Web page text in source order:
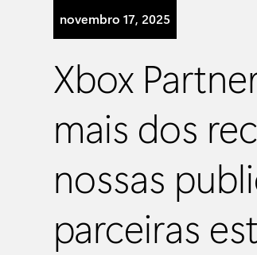
novembro 17, 2025
Xbox
mais dos
nossas
parceiras